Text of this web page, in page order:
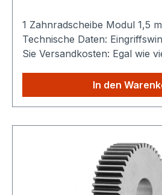
1 Zahnradscheibe Modul 1,5
Technische Daten:
Sie Versandkosten: Egal wie
einmalig die höheren
In den